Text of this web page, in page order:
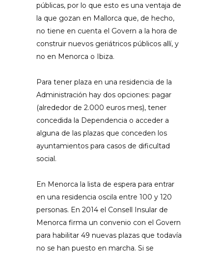
públicas, por lo que esto es una ventaja de
la que gozan en Mallorca que, de hecho,
no tiene en cuenta el Govern a la hora de
construir nuevos geriátricos públicos allí, y
no en Menorca o Ibiza.
Para tener plaza en una residencia de la
Administración hay dos opciones: pagar
(alrededor de 2.000 euros mes), tener
concedida la Dependencia o acceder a
alguna de las plazas que conceden los
ayuntamientos para casos de dificultad
social.
En Menorca la lista de espera para entrar
en una residencia oscila entre 100 y 120
personas. En 2014 el Consell Insular de
Menorca firma un convenio con el Govern
para habilitar 49 nuevas plazas que todavía
no se han puesto en marcha. Si se